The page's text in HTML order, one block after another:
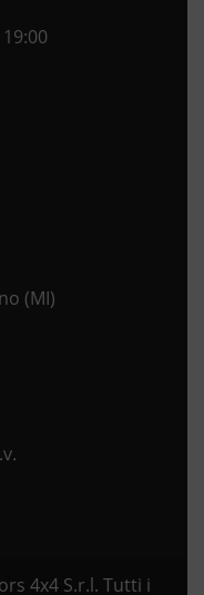
(MI)
4x4 S.r.l. Tutti i